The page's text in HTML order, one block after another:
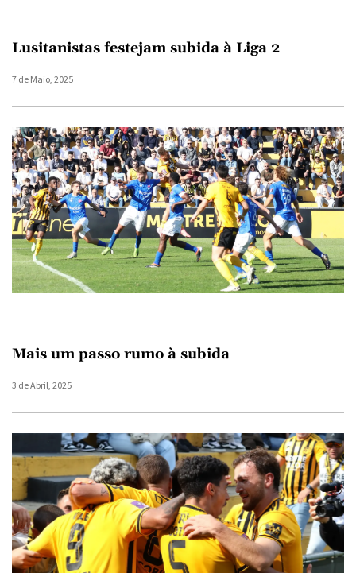
Lusitanistas festejam subida à Liga 2
7 de Maio, 2025
Mais um passo rumo à subida
3 de Abril, 2025